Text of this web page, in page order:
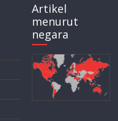
Artikel
menurut
negara